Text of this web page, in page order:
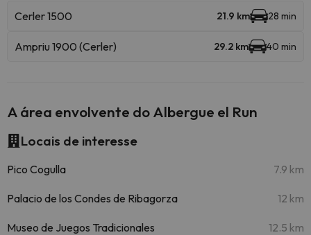
Cerler 1500 21.9 km 28 min
Ampriu 1900 (Cerler) 29.2 km 40 min
A área envolvente do Albergue el Run
Locais de interesse
Pico Cogulla 7.9 km
Palacio de los Condes de Ribagorza 12 km
Museo de Juegos Tradicionales 12.5 km